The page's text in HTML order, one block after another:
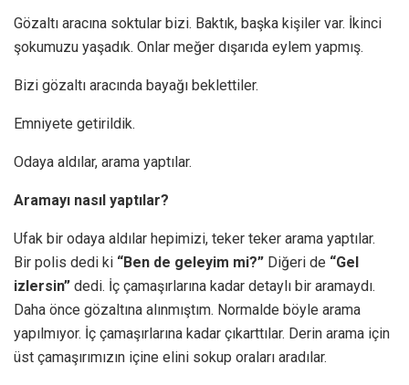
Gözaltı aracına soktular bizi. Baktık, başka kişiler var. İkinci
şokumuzu yaşadık. Onlar meğer dışarıda eylem yapmış.
Bizi gözaltı aracında bayağı beklettiler.
Emniyete getirildik.
Odaya aldılar, arama yaptılar.
Aramayı nasıl yaptılar?
Ufak bir odaya aldılar hepimizi, teker teker arama yaptılar.
Bir polis dedi ki “Ben de geleyim mi?” Diğeri de “Gel
izlersin” dedi. İç çamaşırlarına kadar detaylı bir aramaydı.
Daha önce gözaltına alınmıştım. Normalde böyle arama
yapılmıyor. İç çamaşırlarına kadar çıkarttılar. Derin arama için
üst çamaşırımızın içine elini sokup oraları aradılar.